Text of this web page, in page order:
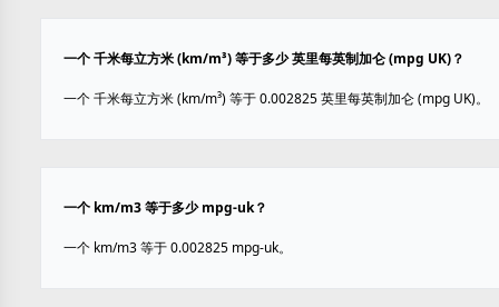
一个 千米每立方米 (km/m³) 等于多少 英里每英制加仑 (mpg UK)？
一个 千米每立方米 (km/m³) 等于 0.002825 英里每英制加仑 (mpg UK)。
一个 km/m3 等于多少 mpg-uk？
一个 km/m3 等于 0.002825 mpg-uk。